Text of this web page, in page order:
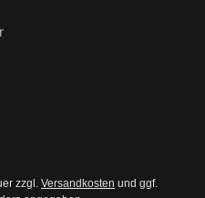
zzgl. Versandkosten und ggf.